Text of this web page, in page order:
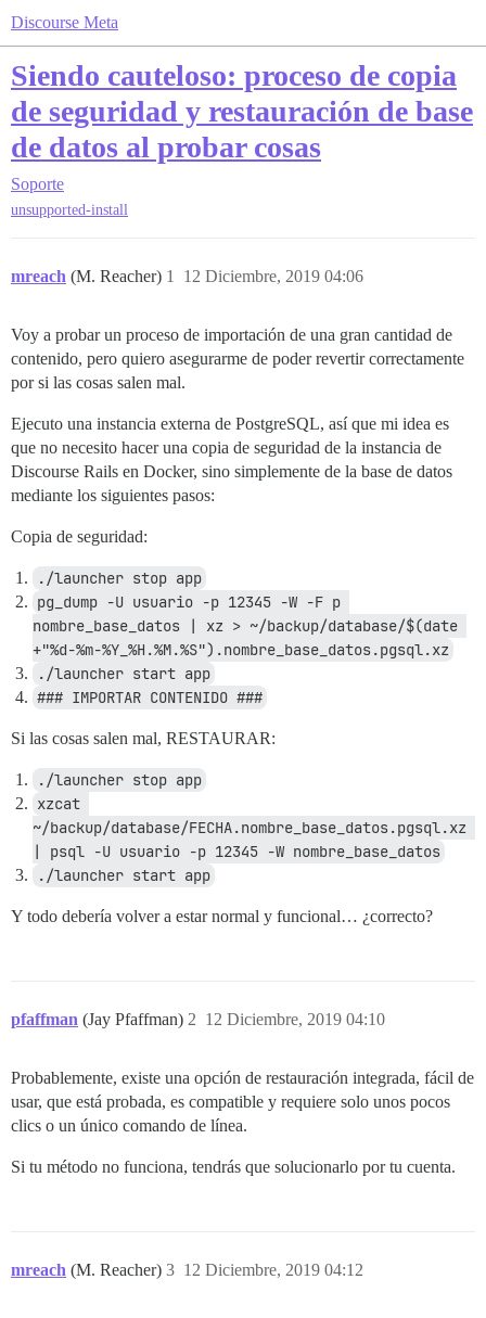
Discourse Meta
Siendo cauteloso: proceso de copia
de seguridad y restauración de base
de datos al probar cosas
Soporte
unsupported-install
mreach (M. Reacher) 12 Diciembre, 2019 04:06
1
Voy a probar un proceso de importación de una gran cantidad de
contenido, pero quiero asegurarme de poder revertir correctamente
por si las cosas salen mal.
Ejecuto una instancia externa de PostgreSQL, así que mi idea es
que no necesito hacer una copia de seguridad de la instancia de
Discourse Rails en Docker, sino simplemente de la base de datos
mediante los siguientes pasos:
Copia de seguridad:
./launcher stop app
pg_dump -U usuario -p 12345 -W -F p
nombre_base_datos | xz > ~/backup/database/$(date
+"%d-%m-%Y_%H.%M.%S").nombre_base_datos.pgsql.xz
./launcher start app
### IMPORTAR CONTENIDO ###
Si las cosas salen mal, RESTAURAR:
./launcher stop app
xzcat
~/backup/database/FECHA.nombre_base_datos.pgsql.xz
| psql -U usuario -p 12345 -W nombre_base_datos
./launcher start app
Y todo debería volver a estar normal y funcional… ¿correcto?
pfaffman (Jay Pfaffman) 12 Diciembre, 2019 04:10
2
Probablemente, existe una opción de restauración integrada, fácil de
usar, que está probada, es compatible y requiere solo unos pocos
clics o un único comando de línea.
Si tu método no funciona, tendrás que solucionarlo por tu cuenta.
mreach (M. Reacher) 12 Diciembre, 2019 04:12
3